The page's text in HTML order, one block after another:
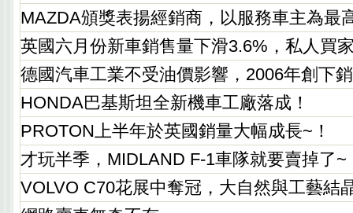
MAZDA頒獎表揚經銷商，以服務車主為最
英國六月份新車銷售量下滑3.6%，私人買
德國汽車工業不受油價影響，2006年創下
HONDA巴基斯坦全新機車工廠落成！
PROTON上半年於英國銷量大幅成長~！
才玩半季，MIDLAND F-1車隊就要賣掉了~
VOLVO C70花展中奪冠，大自然與工藝結